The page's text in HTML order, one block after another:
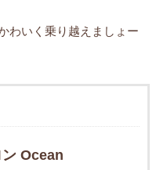
わいく乗り越えましょー
Ocean